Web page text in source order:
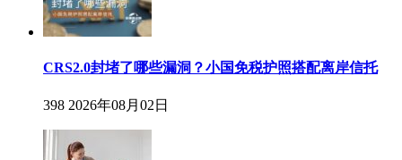
CRS2.0封堵了哪些漏洞？小国免税护照搭配离岸信托
398 2026年08月02日